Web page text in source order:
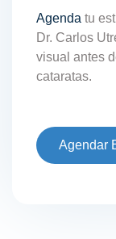
Agenda tu
Dr. Carlos
visual antes
cataratas.
Agendar